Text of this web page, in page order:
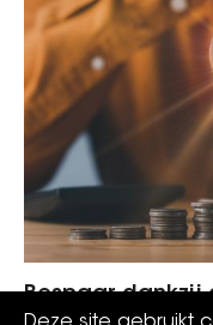
Bespaar dankzij
stroom en gas